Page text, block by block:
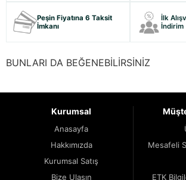
Peşin Fiyatına 6 Taksit
İmkanı
İlk
İndirim
BUNLARI DA BEĞENEBİLİRSİNİZ
Kurumsal
Anasayfa
Hakkımızda
Kurumsal Satış
Bize Ulaşın
Mesafeli
ETK